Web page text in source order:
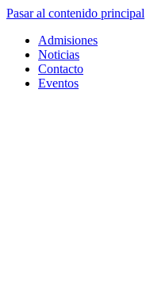
Pasar al contenido principal
Admisiones
Noticias
Contacto
Eventos